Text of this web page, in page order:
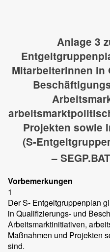
Anlage 3
Mitarbeiterinnen in
Projekten sowie
(S-
–
Vorbemerkungen
1
Der S- Entgeltgruppenplan
in Qualifizierungs- und
Arbeitsmarktinitiativen,
Maßnahmen und Projekten
sind.